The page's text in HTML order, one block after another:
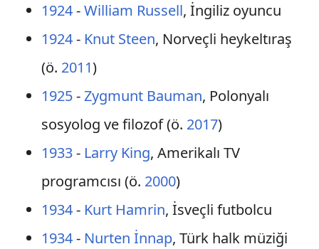
1924-William Russell, İngiliz oyuncu
1924- Knut Steen, Norveçli heykeltıraş
(ö. 2011)
1925-Zygmunt Bauman, Polonyalı
sosyolog ve filozof (ö. 2017)
1933- Larry King, Amerikalı TV
programcısı (ö. 2000)
1934- Kurt Hamrin, İsveçli futbolcu
1934- Nurten İnnap, Türk halk müziği